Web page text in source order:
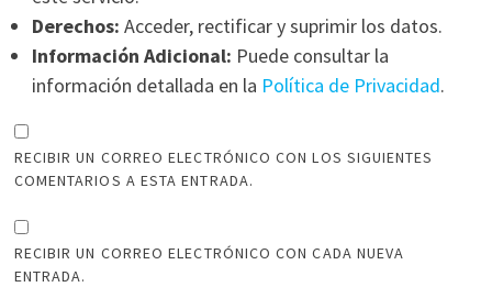
Derechos: Acceder, rectificar y suprimir los datos.
Información Adicional: Puede consultar la
información detallada en la Política de Privacidad.
RECIBIR UN CORREO ELECTRÓNICO CON LOS SIGUIENTES
COMENTARIOS A ESTA ENTRADA.
RECIBIR UN CORREO ELECTRÓNICO CON CADA NUEVA
ENTRADA.